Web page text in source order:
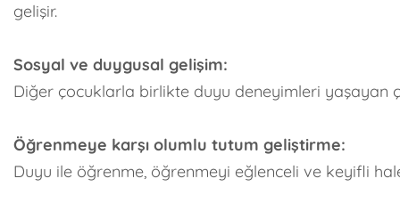
gelişir.
Sosyal ve duygusal gelişim:
Diğer çocuklarla birlikte duyu deneyimleri yaşayan
Öğrenmeye karşı olumlu tutum geliştirme:
Duyu ile öğrenme, öğrenmeyi eğlenceli ve keyifli